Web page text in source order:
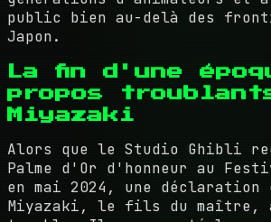
public bien au-delà des
Japon.
La fin d'une
propos
Miyazaki
Alors que le Studio Ghibli
Palme d'Or d'honneur au
en mai 2024, une déclaration
Miyazaki, le fils du maître,